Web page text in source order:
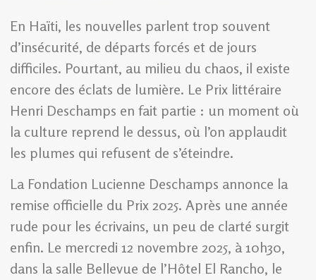
En Haïti, les nouvelles parlent trop souvent
d’insécurité, de départs forcés et de jours
difficiles. Pourtant, au milieu du chaos, il existe
encore des éclats de lumière. Le Prix littéraire
Henri Deschamps en fait partie : un moment où
la culture reprend le dessus, où l’on applaudit
les plumes qui refusent de s’éteindre.
La Fondation Lucienne Deschamps annonce la
remise officielle du Prix 2025. Après une année
rude pour les écrivains, un peu de clarté surgit
enfin. Le mercredi 12 novembre 2025, à 10h30,
dans la salle Bellevue de l’Hôtel El Rancho, le